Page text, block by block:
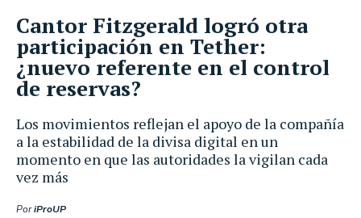
Los movimientos reflejan el apoyo de la compañía
a la estabilidad de la divisa digital en un
momento en que las autoridades la vigilan cada
vez más
PoriProUP
Cantor Fitzgerald logró otra
participación en Tether:
¿nuevo referente en el control
de reservas?